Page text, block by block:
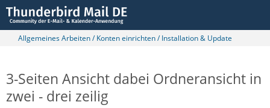
Allgemeines Arbeiten / Konten einrichten / Installation & Update
3-Seiten Ansicht dabei Ordneransicht in
zwei - drei zeilig